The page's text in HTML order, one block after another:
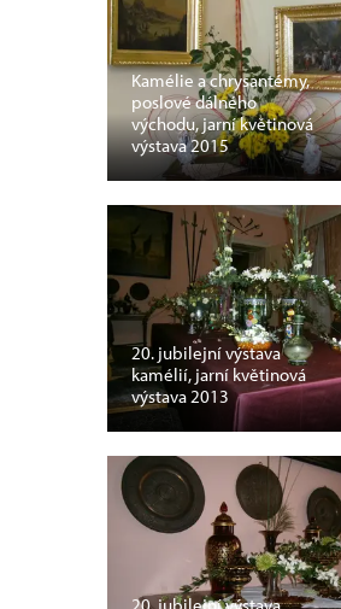
Kamélie a chrysantémy,
poslové dálného
východu, jarní květinová
výstava 2015
20. jubilejní výstava
kamélií, jarní květinová
výstava 2013